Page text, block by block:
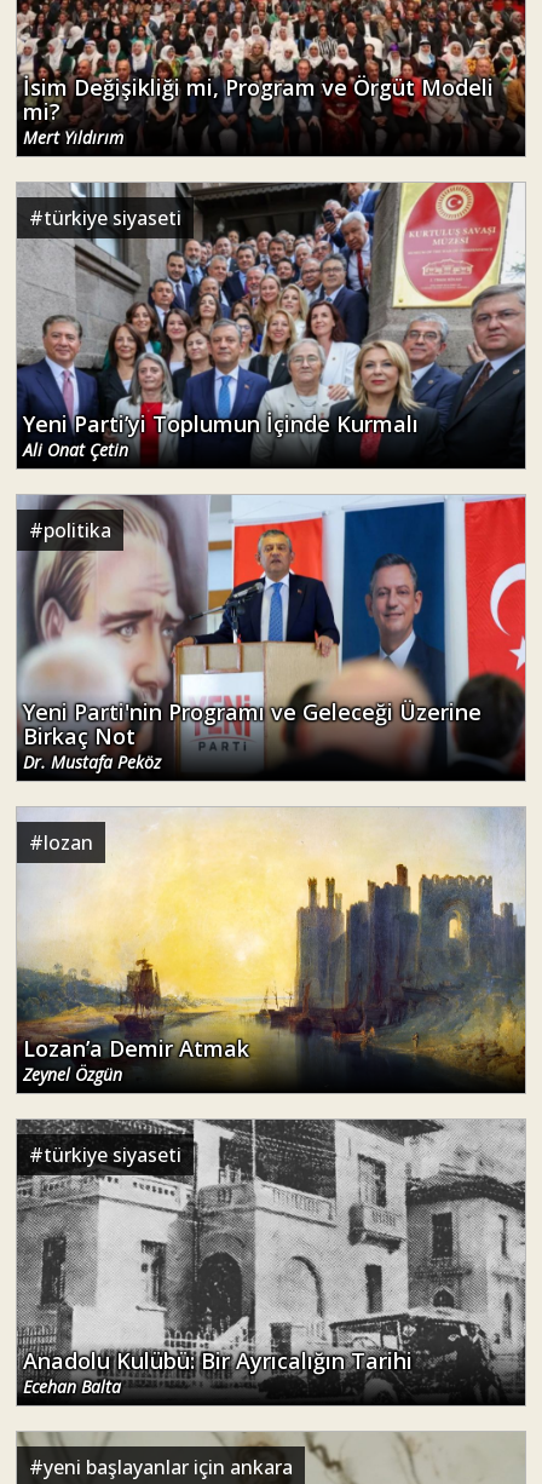
İsim Değişikliği mi, Program ve Örgüt Modeli
mi?
Mert Yıldırım
#türkiye siyaseti
Yeni Parti’yi Toplumun İçinde Kurmalı
Ali Onat Çetin
#politika
Yeni Parti'nin Programı ve Geleceği Üzerine
Birkaç Not
Dr. Mustafa Peköz
#lozan
Lozan’a Demir Atmak
Zeynel Özgün
#türkiye siyaseti
Anadolu Kulübü: Bir Ayrıcalığın Tarihi
Ecehan Balta
#yeni başlayanlar için ankara